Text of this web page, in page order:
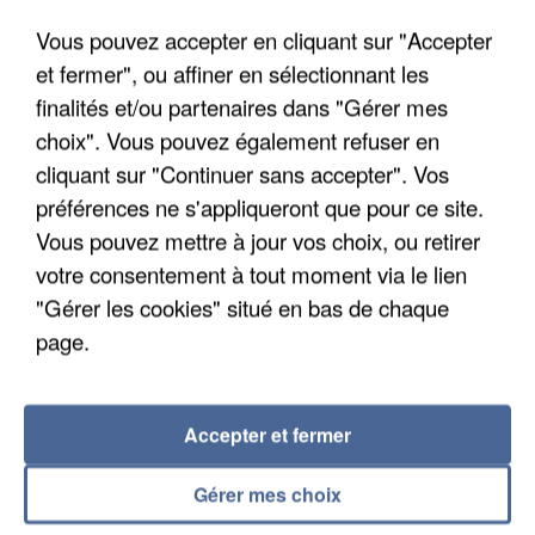
Envoyer la candidature
RÉCEMMENT DIFFUSÉ
DAMIANO
DAVID
The First Time
11h32
11h32
PIERRE
BANDIT
11h26
11h26
JAMES
MORRISON
ET NELLY
11h22
11h22
Vous pouvez accepter en cliquant sur "Accepter
et fermer", ou affiner en sélectionnant les
finalités et/ou partenaires dans "Gérer mes
choix". Vous pouvez également refuser en
cliquant sur "Continuer sans accepter". Vos
préférences ne s'appliqueront que pour ce site.
Vous pouvez mettre à jour vos choix, ou retirer
votre consentement à tout moment via le lien
"Gérer les cookies" situé en bas de chaque
page.
Gérer mes choix
Accepter et fermer